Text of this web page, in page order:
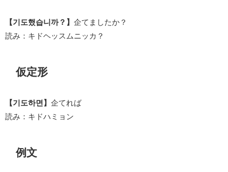
【기도했습니까？】 企てましたか？
読み：キドヘッスムニッカ？
仮定形
【기도하면】 企てれば
読み：キドハミョン
例文